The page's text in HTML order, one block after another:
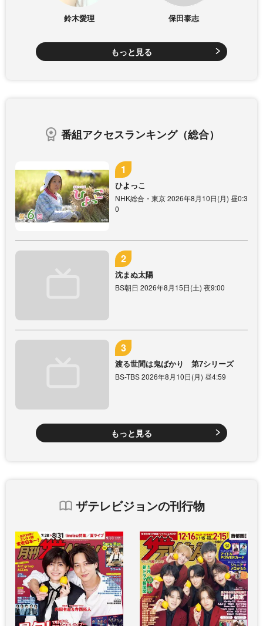
鈴木愛理 保田泰志
もっと見る
番組アクセスランキング（総合）
ひよっこ
NHK総合・東京 2026年8月10日(月) 昼0:3
0
沈まぬ太陽
BS朝日 2026年8月15日(土) 夜9:00
渡る世間は鬼ばかり 第7シリーズ
BS-TBS 2026年8月10日(月) 昼4:59
もっと見る
ザテレビジョンの刊行物